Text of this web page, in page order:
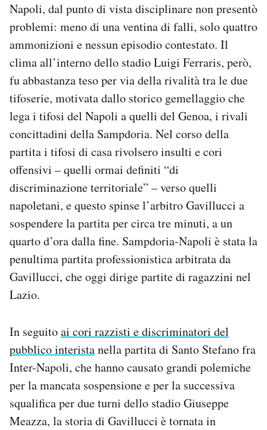
Area Personale
Newsletter
Notifiche mobile
Hai bisogno di aiuto?
Esci
Napoli, dal punto di vista disciplinare non presentò
problemi: meno di una ventina di falli, solo quattro
ammonizioni e nessun episodio contestato. Il
clima all’interno dello stadio Luigi Ferraris, però,
fu abbastanza teso per via della rivalità tra le due
tifoserie, motivata dallo storico gemellaggio che
lega i tifosi del Napoli a quelli del Genoa, i rivali
concittadini della Sampdoria. Nel corso della
partita i tifosi di casa rivolsero insulti e cori
offensivi – quelli ormai definiti “di
discriminazione territoriale” – verso quelli
napoletani, e questo spinse l’arbitro Gavillucci a
sospendere la partita per circa tre minuti, a un
quarto d’ora dalla fine. Sampdoria-Napoli è stata la
penultima partita professionistica arbitrata da
Gavillucci, che oggi dirige partite di ragazzini nel
Lazio.
In seguitoai cori razzisti e discriminatori del
pubblico interistanella partita di Santo Stefano fra
Inter-Napoli, che hanno causato grandi polemiche
per la mancata sospensione e per la successiva
squalifica per due turni dello stadio Giuseppe
Meazza, la storia di Gavillucci è tornata in